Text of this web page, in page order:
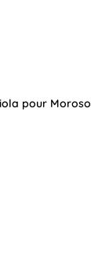
pour Moroso